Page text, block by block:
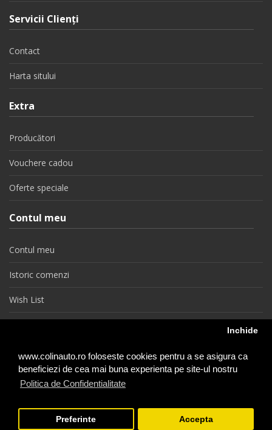
www.colinauto.ro foloseste cookies pentru a se asigura ca
beneficiezi de cea mai buna experienta pe site-ul nostru
Politica de Confidentialitate
Inchide
Preferinte Accepta
Servicii Clienţi
Contact
Harta sitului
Extra
Producători
Vouchere cadou
Oferte speciale
Contul meu
Contul meu
Istoric comenzi
Wish List